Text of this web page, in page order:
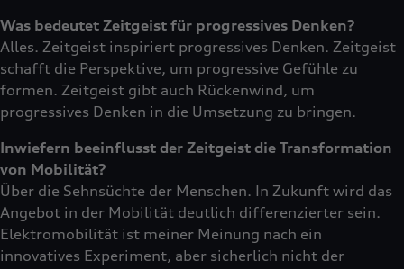
Was bedeutet Zeitgeist für progressives Denken?
Alles. Zeitgeist inspiriert progressives Denken. Zeitgeist
schafft die Perspektive, um progressive Gefühle zu
formen. Zeitgeist gibt auch Rückenwind, um
progressives Denken in die Umsetzung zu bringen.
Inwiefern beeinflusst der Zeitgeist die Transformation
von Mobilität?
Über die Sehnsüchte der Menschen. In Zukunft wird das
Angebot in der Mobilität deutlich differenzierter sein.
Elektromobilität ist meiner Meinung nach ein
innovatives Experiment, aber sicherlich nicht der